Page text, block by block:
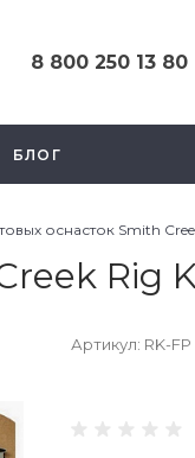
8 800 250 13 80
ул. Смольная 63б, этаж
БЛОГ
оснасток Smith
Rig
Артикул: RK-FP